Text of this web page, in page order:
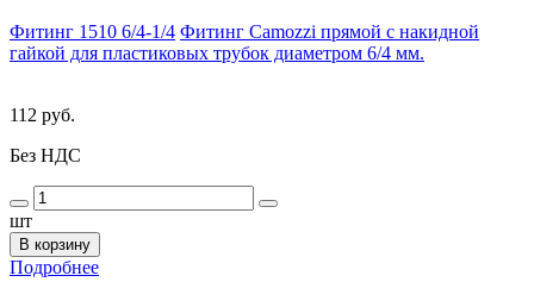
Фитинг 1510 6/4-1/4 Фитинг Camozzi прямой с накидной
гайкой для пластиковых трубок диаметром 6/4 мм.
112 руб.
Без НДС
шт
В корзину
Подробнее